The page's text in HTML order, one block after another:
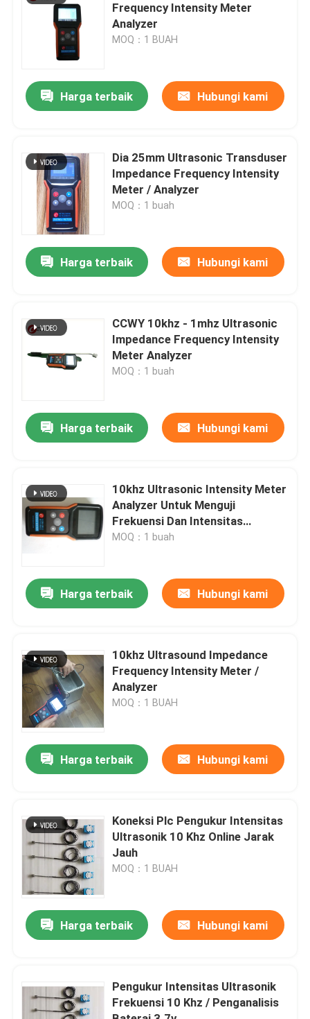
Produk
Tentang kami
Tur Pabrik
Hubungi kami
Permintaan Penawaran
Ultrasonic Transducer pembersihan
Multi frekuensi Ultrasonic Transducer
Frequency Intensity Meter
Analyzer
MOQ：1 BUAH
Harga terbaik Hubungi kami
Dia 25mm Ultrasonic Transduser
Impedance Frequency Intensity
Meter / Analyzer
MOQ：1 buah
Harga terbaik Hubungi kami
CCWY 10khz - 1mhz Ultrasonic
Impedance Frequency Intensity
Meter Analyzer
MOQ：1 buah
Harga terbaik Hubungi kami
10khz Ultrasonic Intensity Meter
Analyzer Untuk Menguji
Frekuensi Dan Intensitas
Ultrasonik
MOQ：1 buah
Harga terbaik Hubungi kami
10khz Ultrasound Impedance
Frequency Intensity Meter /
Analyzer
MOQ：1 BUAH
Harga terbaik Hubungi kami
Koneksi Plc Pengukur Intensitas
Ultrasonik 10 Khz Online Jarak
Jauh
MOQ：1 BUAH
Harga terbaik Hubungi kami
Pengukur Intensitas Ultrasonik
Frekuensi 10 Khz / Penganalisis